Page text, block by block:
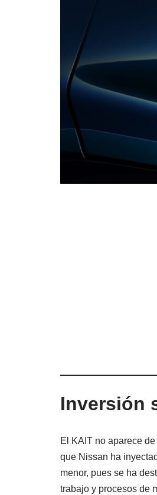
Inversión
El KAIT no aparece
que Nissan ha
menor, pues se ha
trabajo y procesos de